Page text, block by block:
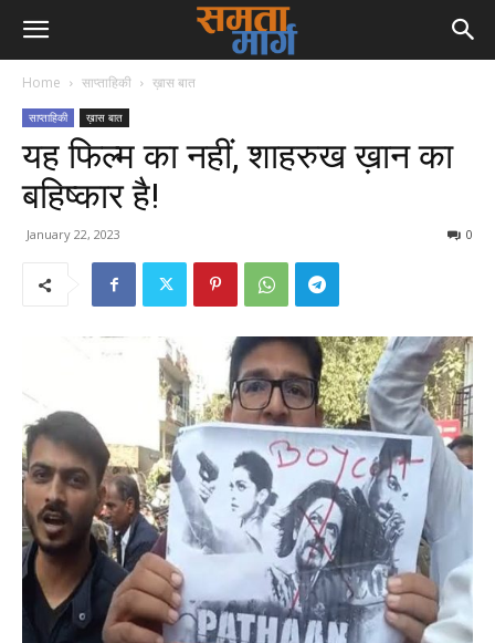
Home साप्ताहिकी ख़ास बात
साप्ताहिकी ख़ास बात
यह फिल्म का नहीं, शाहरुख ख़ान का
बहिष्कार है!
January 22, 2023 0